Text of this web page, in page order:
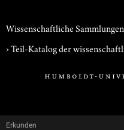
Wissenschaftliche Sammlungen
› Teil-Katalog der
Erkunden